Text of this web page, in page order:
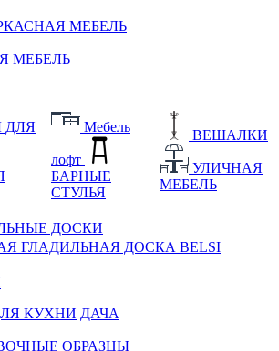
МЕБЕЛЬ
МЕБЕЛЬ
ДЛЯ Мебель
лофт
БАРНЫЕ
СТУЛЬЯ
ВЕШАЛКИ
УЛИЧНАЯ
МЕБЕЛЬ
ДОСКИ
ГЛАДИЛЬНАЯ ДОСКА BELSI
КУХНИ ДАЧА
ОБРАЗЦЫ